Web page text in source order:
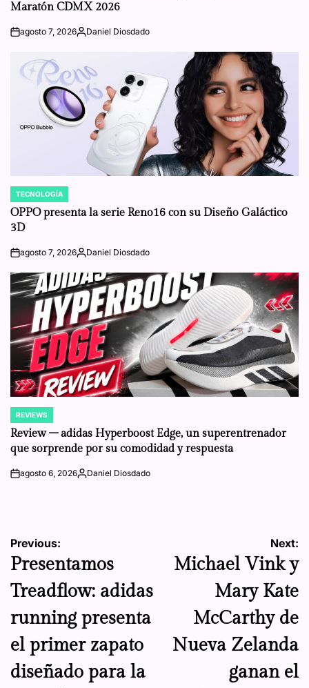
Maratón CDMX 2026
onagosto 7, 2026Posted
Daniel Diosdado
POSTED
IN
TECNOLOGÍA
OPPO presenta la serie Reno16 con su Diseño Galáctico
3D
onagosto 7, 2026Posted
Daniel Diosdado
POSTED
IN
REVIEWS
Review – adidas Hyperboost Edge, un superentrenador
que sorprende por su comodidad y respuesta
onagosto 6, 2026Posted
Daniel Diosdado
Navegación
de
entradas
Previous:
Presentamos
Treadflow: adidas
running presenta
el primer zapato
diseñado para la
Next:
Michael Vink y
Mary Kate
McCarthy de
Nueva Zelanda
ganan el